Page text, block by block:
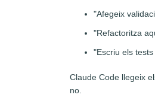
"Afegeix
"Refactoritza
"Escriu els
Claude Code llegeix
no.